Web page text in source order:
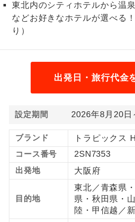
東北内のシティホテルから温
などお好きなホテルが選べる
り）
出発日・旅行代金
設定期間 2026年8月20日
ブランド トラピックス
コース番号 2SN7353
出発地 大阪府
目的地
東北／青森県
県・秋田県・
陸・甲信越／
おひとり様参
加限定
おひとり様限定
スです。
金
ご夫婦限定
ご夫婦限定でご
女性限定
女性限定でご参
す。
年齢制限あり
ご参加にあたり
です。
航空会社指定
利用航空会社が
画にとても便利
ご紹介するホ
す。